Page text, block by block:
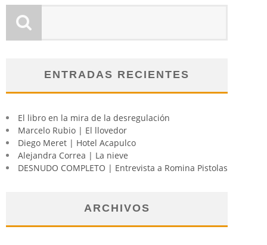
ENTRADAS RECIENTES
El libro en la mira de la desregulación
Marcelo Rubio | El llovedor
Diego Meret | Hotel Acapulco
Alejandra Correa | La nieve
DESNUDO COMPLETO | Entrevista a Romina Pistolas
ARCHIVOS